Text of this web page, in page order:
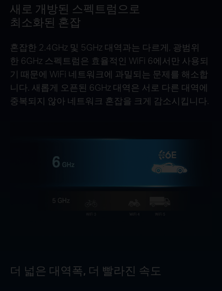
새로 개방된 스펙트럼으로
최소화된 혼잡
혼잡한 2.4GHz 및 5GHz 대역과는 다르게, 광범위
한 6GHz 스펙트럼은 효율적인 WiFi 6에서만 사용되
기 때문에 WiFi 네트워크에 과밀되는 문제를 해소합
니다. 새롭게 오픈된 6GHz 대역은 서로 다른 대역에
중복되지 않아 네트워크 혼잡을 크게 감소시킵니다.
더 넓은 대역폭, 더 빨라진 속도